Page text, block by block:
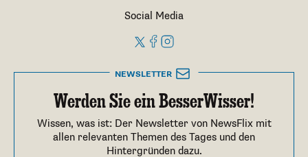
Social Media
NEWSLETTER
Werden Sie ein BesserWisser!
Wissen, was ist: Der Newsletter von NewsFlix mit
allen relevanten Themen des Tages und den
Hintergründen dazu.